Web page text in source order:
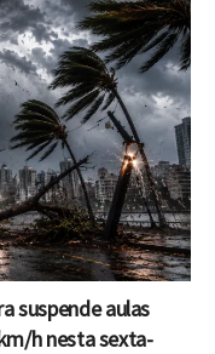
suspende aulas
h nesta sexta-